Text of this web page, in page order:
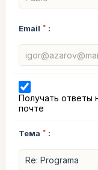
Email * :
Получать ответы
почте
Тема * :